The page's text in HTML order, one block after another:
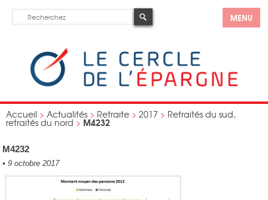
MENU
Accueil > Actualités > Retraite > 2017 > Retraités du sud,
retraités du nord > M4232
M4232
• 9 octobre 2017